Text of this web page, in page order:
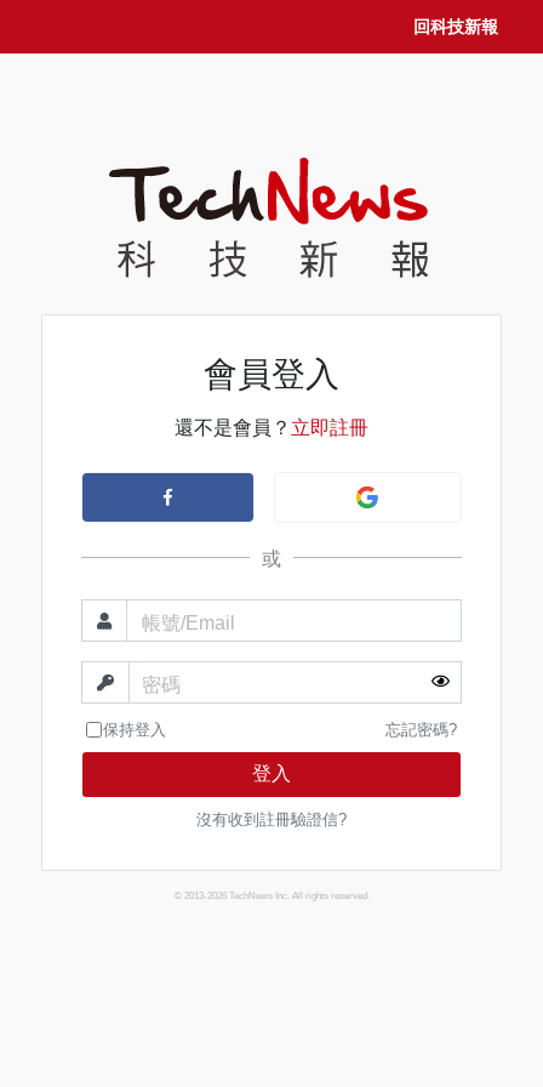
回科技新報
會員登入
還不是會員？ 立即註冊
或
帳號/Email
密碼
保持登入 忘記密碼?
登入
沒有收到註冊驗證信?
© 2013-2026 TechNews Inc. All rights reserved.